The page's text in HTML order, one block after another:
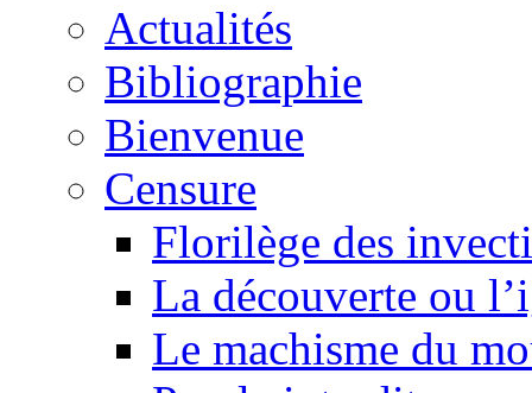
Actualités
Bibliographie
Bienvenue
Censure
Florilège des
La découverte ou
Le machisme du